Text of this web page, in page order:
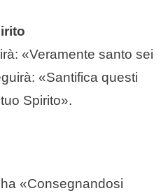
«Veramente santo sei
«Santifica questi
Spirito».
«Consegnandosi